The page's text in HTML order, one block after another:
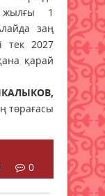
жылғы 1
заң
тек 2027
қарай
төрағасы
0